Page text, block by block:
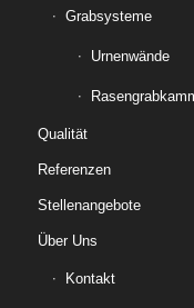
Grabsysteme
Urnenwände
Qualität
Referenzen
Stellenangebote
Über Uns
Kontakt